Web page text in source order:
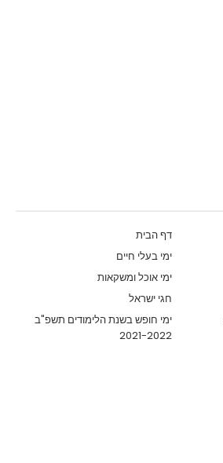
דף הבית
ימי בעלי חיים
ימי אוכל ומשקאות
חגי ישראל
ימי חופש בשנת הלימודים תשפ"ב
2021-2022